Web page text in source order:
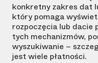
konkretny zakres dat
który pomaga
rozpoczęcia lub dacie
tych mechanizmów,
wyszukiwanie –
jest wiele płatności.